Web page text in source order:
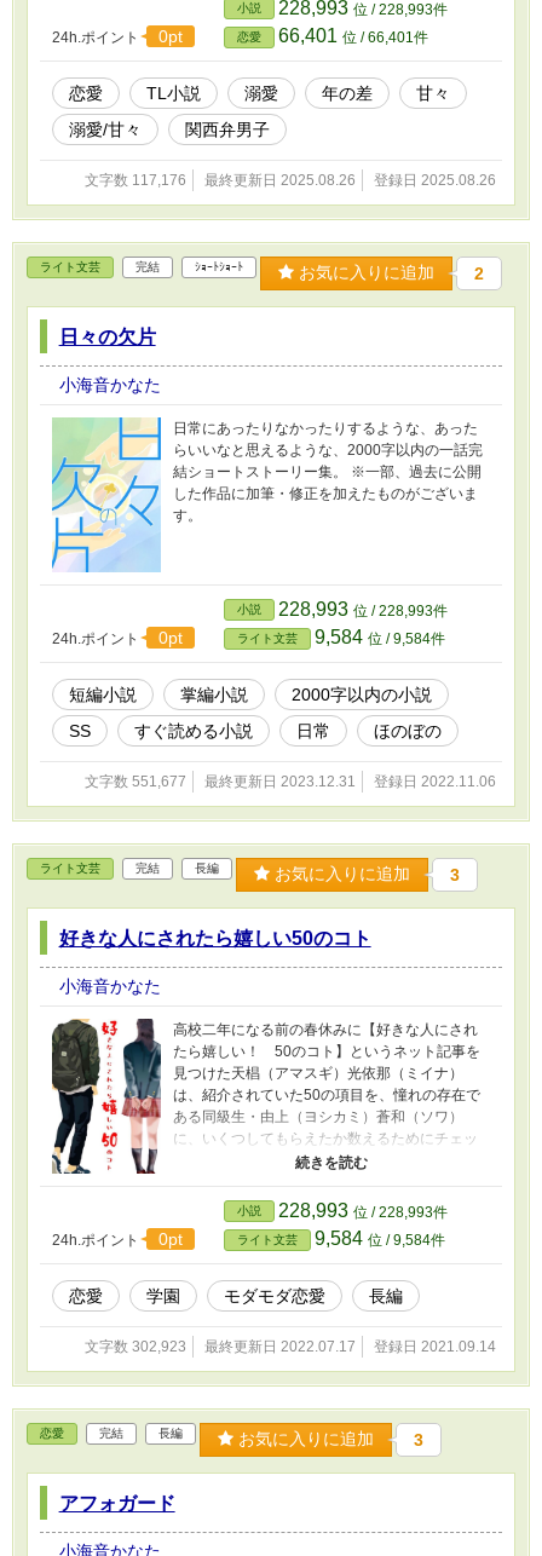
とははうっかりエッチな映像を見てしまい
――？！ 見目麗しい大学寮の管理人】×【恋愛に
奥手な女子大生】の、ハラハラどきどきラブス
トーリー。 ※この作品はTL（ティーンズラブ）
です。朝チュンではないので、お読みの際は自
己責任でお願いいたします。 ※ラブシーンが含
※エブリスタ、ピクシブにも同一の作品を投稿
しています。 ※予告なく削除される場合がござ
います。あらかじめご了承ください。
24h.ポイント 0pt
小説 228,993 位 / 228,993件
恋愛 66,401 位 / 66,401件
恋愛 TL小説 溺愛 年の差
甘々
溺愛/甘々
関西弁男子
文字数 117,176 最終更新日 2025.08.26 登録日 2025.08.26
ライト文芸 完結 ｼｮｰﾄｼｮｰﾄ お気に入りに追加 2
日々の欠片
小海音かなた
日常にあったりなかったりするような、あった
らいいなと思えるような、2000字以内の一話完
結ショートストーリー集。 ※一部、過去に公開
した作品に加筆・修正を加えたものがございま
す。
24h.ポイント 0pt
小説 228,993 位 / 228,993件
ライト文芸 9,584 位 / 9,584件
短編小説 掌編小説
2000字以内の小説
SS
すぐ読める小説 日常 ほのぼの
文字数 551,677 最終更新日 2023.12.31 登録日 2022.11.06
ライト文芸 完結 長編 お気に入りに追加 3
好きな人にされたら嬉しい50のコト
小海音かなた
高校二年になる前の春休みに【好きな人にされ
たら嬉しい！ 50のコト】というネット記事を
見つけた天椙（アマスギ）光依那（ミイナ）
は、紹介されていた50の項目を、憧れの存在で
ある同級生・由上（ヨシカミ）蒼和（ソワ）
に、いくつしてもらえたか数えるためにチェッ
クリストを作った。 しかし、完了項目が増えて
項目が増えるから嬉しいのか、わからなくなっ
てしまう。 光依那は本心に気づくことができる
のか――。
24h.ポイント 0pt
小説 228,993 位 / 228,993件
ライト文芸 9,584 位 / 9,584件
恋愛 学園 モダモダ恋愛 長編
文字数 302,923 最終更新日 2022.07.17 登録日 2021.09.14
恋愛 完結 長編 お気に入りに追加 3
アフォガード
小海音かなた